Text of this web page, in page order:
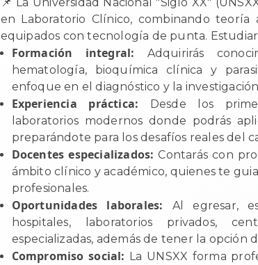
📌 La Universidad Nacional "Siglo XX"
en Laboratorio Clínico, combinando teoría
equipados con tecnología de punta.
Formación integral: Adquirirás
hematología, bioquímica clínica y
enfoque en el diagnóstico y la
Experiencia práctica: Desde los
laboratorios modernos donde podrás
preparándote para los desafíos reales del
Docentes especializados:Contarás con
ámbito clínico y académico, quienes te
profesionales.
Oportunidades laborales: Al egresar,
hospitales, laboratorios privados,
especializadas, además de tener la opción
Compromiso social: La UNSXX forma